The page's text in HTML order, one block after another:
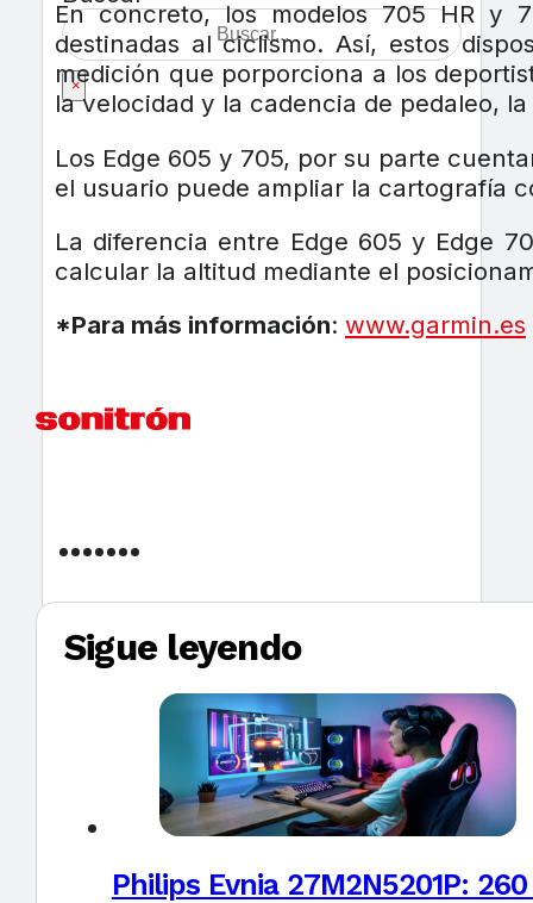
×
En concreto, los modelos 705 HR y
destinadas al ciclismo. Así, estos
medición que porporciona a los
la velocidad y la cadencia de pedaleo,
Los Edge 605 y 705, por su parte
el usuario puede ampliar la cartografía
La diferencia entre Edge 605 y Edge
calcular la altitud mediante el
*Para más información: www.garmin.es
Sigue leyendo
Philips Evnia 27M2N5201P: